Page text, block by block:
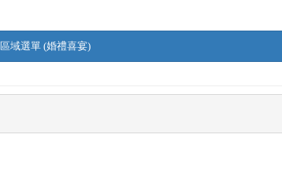
區域選單 (婚禮喜宴)